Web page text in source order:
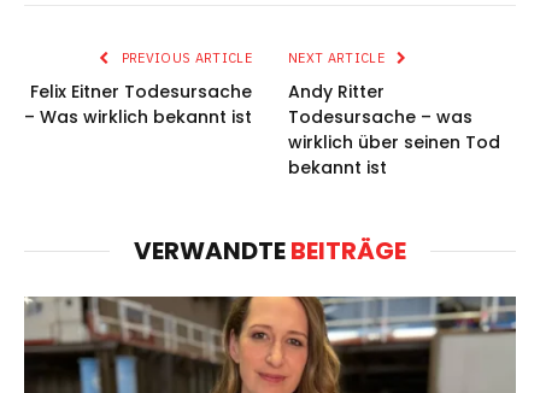
PREVIOUS ARTICLE
Felix Eitner Todesursache
– Was wirklich bekannt ist
NEXT ARTICLE
Andy Ritter
Todesursache – was
wirklich über seinen Tod
bekannt ist
VERWANDTEBEITRÄGE